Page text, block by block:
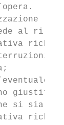
-
al
si sia